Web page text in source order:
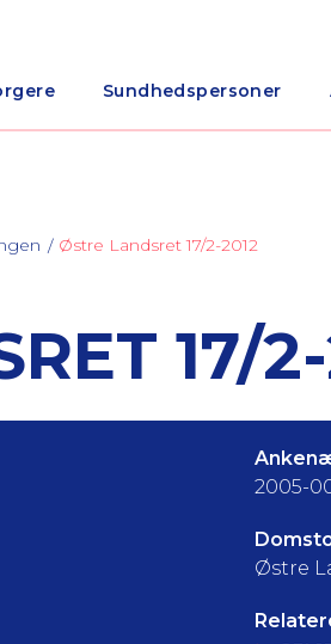
Sundhedspersoner
Østre Landsret 17/2-2012
17/
2005-
Østre